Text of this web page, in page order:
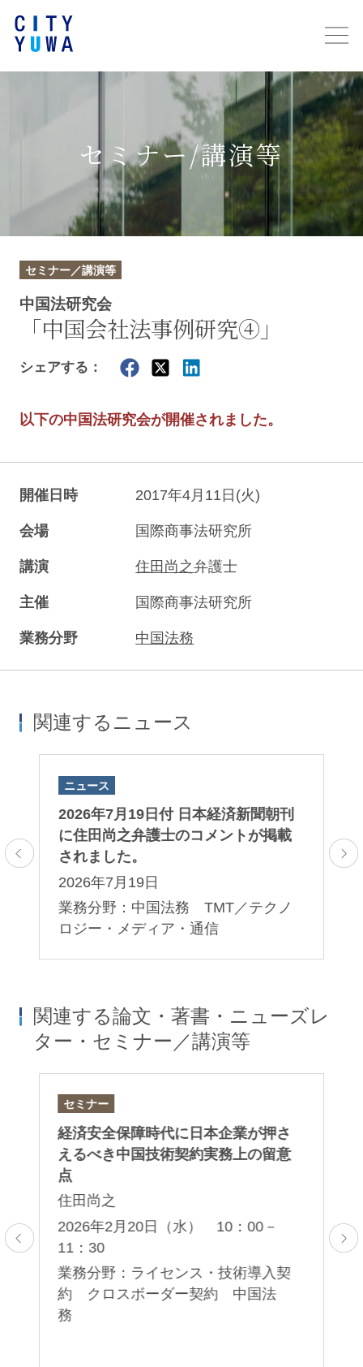
セミナー/講演等
セミナー／講演等
中国法研究会
「中国会社法事例研究④」
シェアする：
以下の中国法研究会が開催されました。
開催日時 2017年4月11日(火)
会場 国際商事法研究所
講演 住田尚之弁護士
主催 国際商事法研究所
業務分野 中国法務
関連するニュース
ニュース
2026年7月19日付 日本経済新聞朝刊
に住田尚之弁護士のコメントが掲載
されました。
2026年7月19日
業務分野：中国法務 TMT／テクノ
ロジー・メディア・通信
田
ま
関連する論文・著書・ニューズレ
ター・セミナー／講演等
セミナー
経済安全保障時代に日本企業が押さ
えるべき中国技術契約実務上の留意
点
住田尚之
2026年2月20日（水） 10：00－
11：30
業務分野：ライセンス・技術導入契
約 クロスボーダー契約 中国法
務